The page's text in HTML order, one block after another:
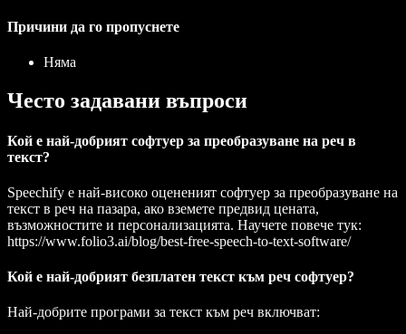
Причини да го пропуснете
Няма
Често задавани въпроси
Кой е най-добрият софтуер за преобразуване на реч в
текст?
Speechify е най-високо оцененият софтуер за преобразуване на
текст в реч на пазара, ако вземете предвид цената,
възможностите и персонализацията. Научете повече тук:
https://www.folio3.ai/blog/best-free-speech-to-text-software/
Кой е най-добрият безплатен текст към реч софтуер?
Най-добрите програми за текст към реч включват: